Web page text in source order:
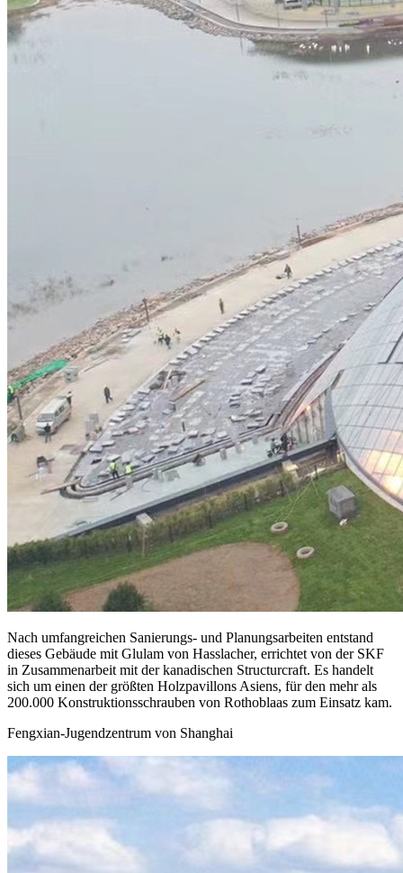
Nach umfangreichen Sanierungs- und Planungsarbeiten entstand
dieses Gebäude mit Glulam von Hasslacher, errichtet von der SKF
in Zusammenarbeit mit der kanadischen Structurcraft. Es handelt
sich um einen der größten Holzpavillons Asiens, für den mehr als
200.000 Konstruktionsschrauben von Rothoblaas zum Einsatz kam.
Fengxian-Jugendzentrum von Shanghai